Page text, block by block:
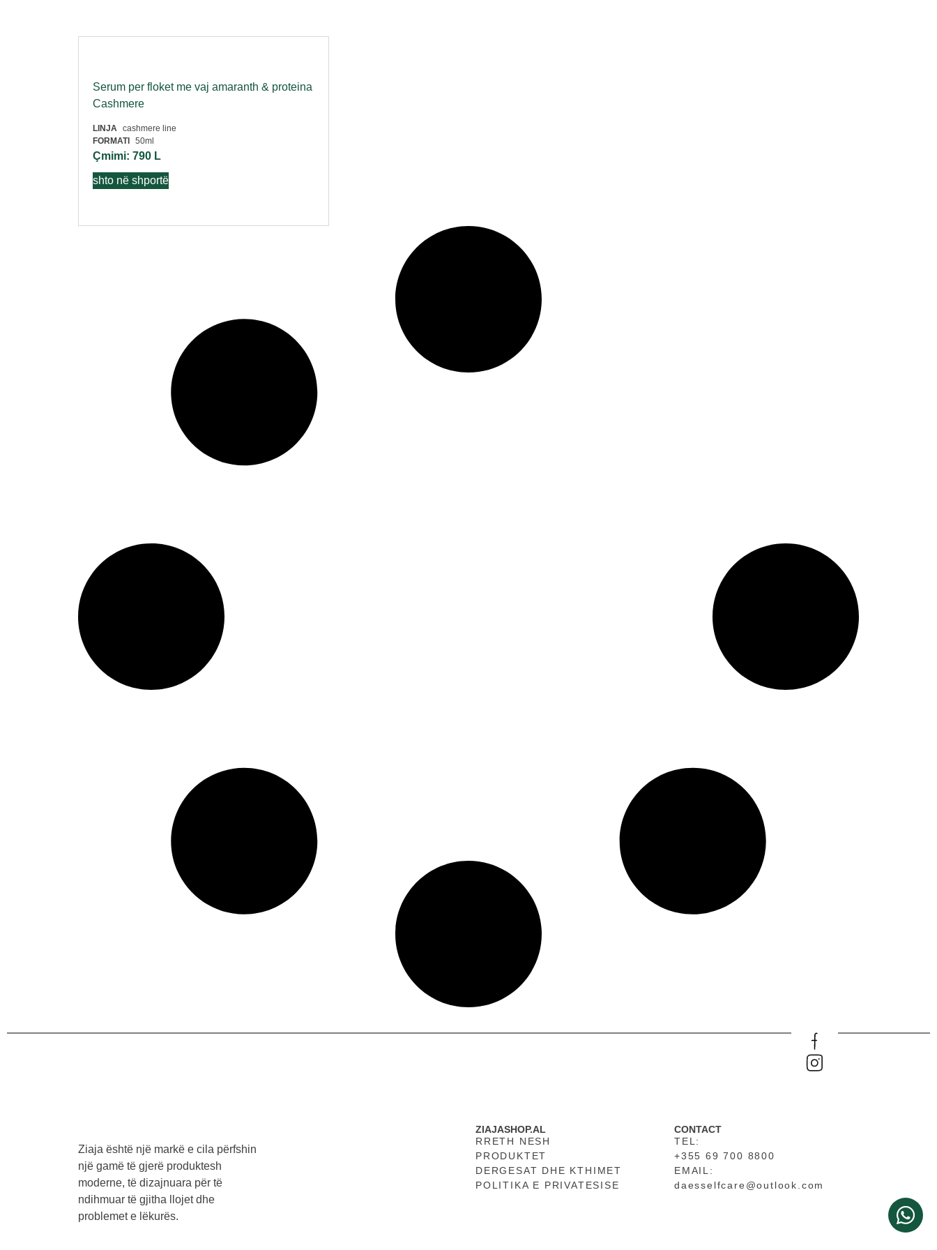
Serum per floket me vaj amaranth & proteina
Cashmere
LINJA cashmere line
FORMATI
50ml
Çmimi: 790 L
shto në shportë
Ziaja është një markë e cila përfshin
një gamë të gjerë produktesh
moderne, të dizajnuara për të
ndihmuar të gjitha llojet dhe
problemet e lëkurës.
ZIAJASHOP.AL
RRETH NESH
PRODUKTET
DERGESAT DHE KTHIMET
POLITIKA E PRIVATESISE
CONTACT
TEL:
+355 69 700 8800
EMAIL:
daesselfcare@outlook.com